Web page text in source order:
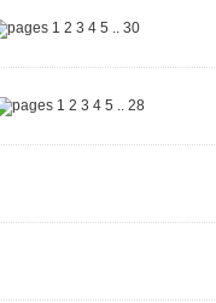
1 2 3 4 5 .. 30
1 2 3 4 5 .. 28